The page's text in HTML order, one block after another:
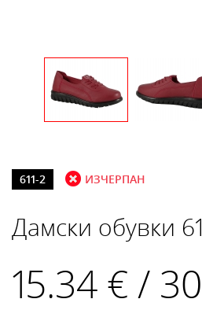
611-2 ИЗЧЕРПАН
Дамски обувки
15.34 € /